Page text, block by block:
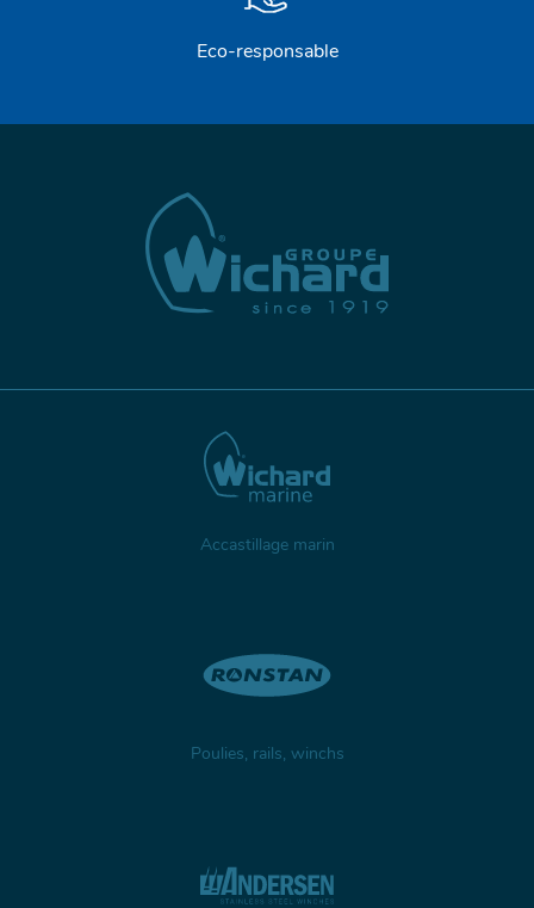
Eco-responsable
Accastillage marin
Poulies, rails, winchs